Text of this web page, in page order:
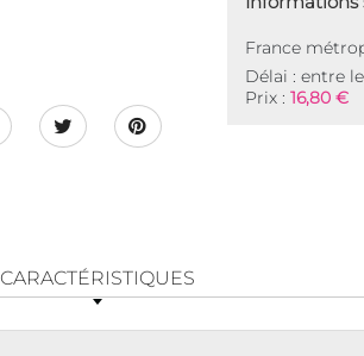
France
Délai : entre
Prix : 16,80 €
CARACTÉRISTIQUES